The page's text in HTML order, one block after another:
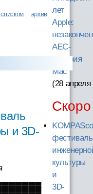
списком архив
и 3D-
лет
Apple:
AEC-
история
Mac
(28 апреля
Скоро
фестиваль
культуры
и
3D-